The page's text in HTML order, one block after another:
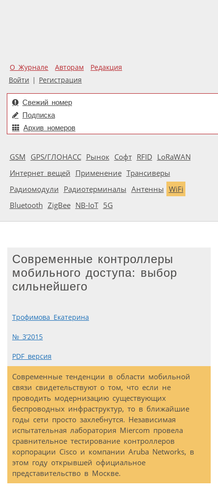
О Журнале Авторам
Редакция
Войти | Регистрация
Свежий номер
Подписка
Архив номеров
GSM GPS/ГЛОНАСС Рынок Софт RFID LoRaWAN
Интернет вещей Применение Трансиверы
Радиомодули Радиотерминалы Антенны WiFi
Bluetooth ZigBee NB-IoT 5G
Современные контроллеры
мобильного доступа: выбор
сильнейшего
Трофимова Екатерина
№ 3’2015
PDF версия
Современные тенденции в области мобильной
связи свидетельствуют о том, что если не
проводить модернизацию существующих
беспроводных инфраструктур, то в ближайшие
годы сети просто захлебнутся. Независимая
испытательная лаборатория Miercom провела
сравнительное тестирование контроллеров
корпорации Cisco и компании Aruba Networks, в
этом году открывшей официальное
представительство в Москве.